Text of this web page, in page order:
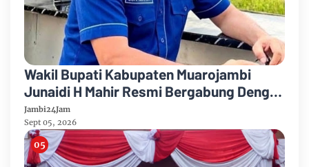
Wakil Bupati Kabupaten Muarojambi
Junaidi H Mahir Resmi Bergabung Dengan
Partai Demikrat
Jambi24Jam
Sept 05, 2026